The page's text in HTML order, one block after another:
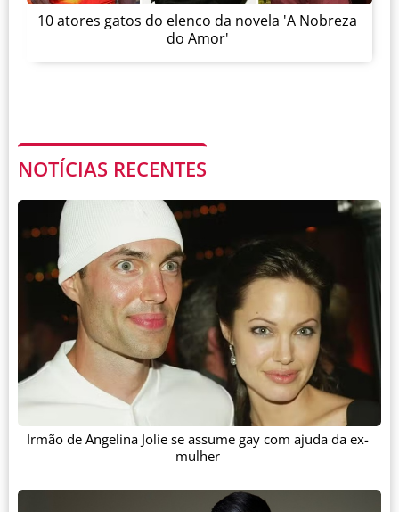
10 atores gatos do elenco da novela 'A Nobreza
do Amor'
NOTÍCIAS RECENTES
Irmão de Angelina Jolie se assume gay com ajuda da ex-
mulher